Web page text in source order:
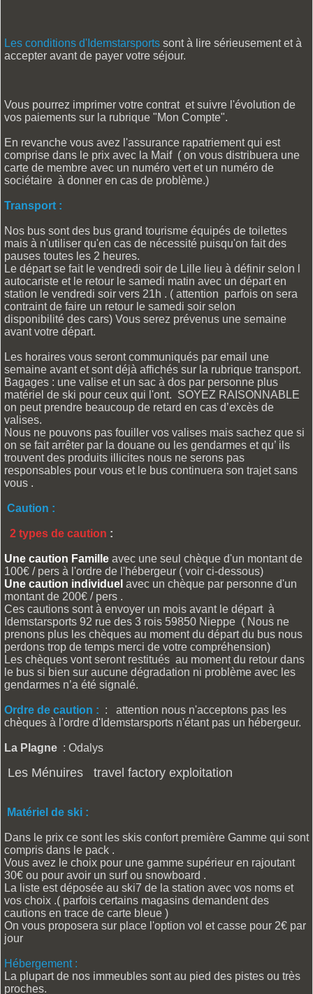
Les conditions d'Idemstarsports sont à lire sérieusement et à
accepter avant de payer votre séjour.
Vous pourrez imprimer votre contrat et suivre l'évolution de
vos paiements sur la rubrique "Mon Compte".
En revanche vous avez l'assurance rapatriement qui est
comprise dans le prix avec la Maif ( on vous distribuera une
carte de membre avec un numéro vert et un numéro de
sociétaire à donner en cas de problème.)
Transport :
Nos bus sont des bus grand tourisme équipés de toilettes
mais à n'utiliser qu'en cas de nécessité puisqu'on fait des
pauses toutes les 2 heures.
Le départ se fait le vendredi soir de Lille lieu à définir selon l
autocariste et le retour le samedi matin avec un départ en
station le vendredi soir vers 21h . ( attention parfois on sera
contraint de faire un retour le samedi soir selon
disponibilité des cars) Vous serez prévenus une semaine
avant votre départ.
Les horaires vous seront communiqués par email une
semaine avant et sont déjà affichés sur la rubrique transport.
Bagages : une valise et un sac à dos par personne plus
matériel de ski pour ceux qui l'ont. SOYEZ RAISONNABLE
on peut prendre beaucoup de retard en cas d’excès de
valises.
Nous ne pouvons pas fouiller vos valises mais sachez que si
on se fait arrêter par la douane ou les gendarmes et qu’ ils
trouvent des produits illicites nous ne serons pas
responsables pour vous et le bus continuera son trajet sans
vous .
Caution :
2 types de caution :
Une caution Famille avec une seul chèque d'un montant de
100€ / pers à l'ordre de l'hébergeur ( voir ci-dessous)
Une caution individuel avec un chèque par personne d'un
montant de 200€ / pers .
Ces cautions sont à envoyer un mois avant le départ à
Idemstarsports 92 rue des 3 rois 59850 Nieppe ( Nous ne
prenons plus les chèques au moment du départ du bus nous
perdons trop de temps merci de votre compréhension)
Les chèques vont seront restitués au moment du retour dans
le bus si bien sur aucune dégradation ni problème avec les
gendarmes n’a été signalé.
Ordre de caution : : attention nous n'acceptons pas les
chèques à l'ordre d'Idemstarsports n'étant pas un hébergeur.
La Plagne : Odalys
Les Ménuires travel factory exploitation
Matériel de ski :
Dans le prix ce sont les skis confort première Gamme qui sont
compris dans le pack .
Vous avez le choix pour une gamme supérieur en rajoutant
30€ ou pour avoir un surf ou snowboard .
La liste est déposée au ski7 de la station avec vos noms et
vos choix .( parfois certains magasins demandent des
cautions en trace de carte bleue )
On vous proposera sur place l'option vol et casse pour 2€ par
jour
Hébergement :
La plupart de nos immeubles sont au pied des pistes ou très
proches.